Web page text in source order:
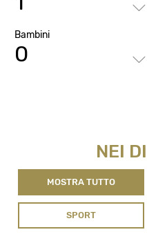
Bambini
NEI
MOSTRA TUTTO
SPORT